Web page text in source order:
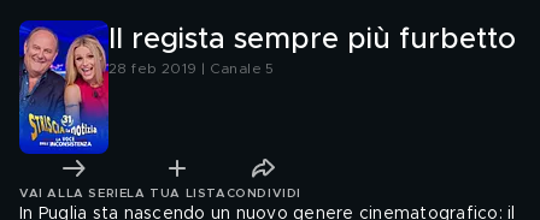
Il regista sempre più furbetto
28 feb 2019 | Canale 5
VAI ALLA SERIE LA TUA LISTA CONDIVIDI
In Puglia sta nascendo un nuovo genere cinematografico: il